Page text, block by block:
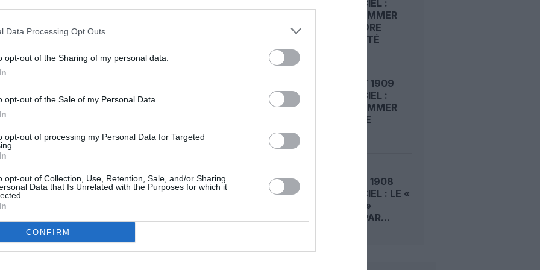
Data Processing Opt Outs
opt-out of the Sharing of my personal data.
opt-out of the Sale of my Personal Data.
opt-out of processing my Personal Data for Targeted
opt-out of Collection, Use, Retention, Sale, and/or Sharing
Data that Is Unrelated with the Purposes for which it
CONFIRM
UN COMMENTAIRE
DANS LE CIEL :
ROGER SOMMER
FAIT ENCORE
L’ACTUALITÉ
LE 6 AOÛT 1909
DANS LE CIEL :
ROGER SOMMER
PERMET LE
LE 5 AOÛT 1908
DANS LE CIEL : LE «
ZEPPELIN »
DÉTRUIT PAR...